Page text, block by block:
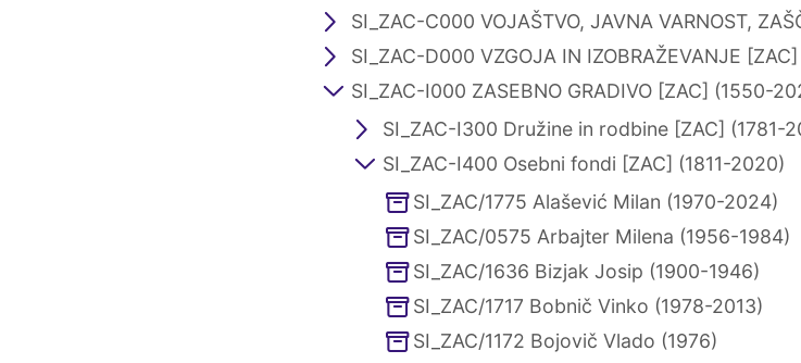
SI_ZAC-C000 VOJAŠTVO, JAVNA VARNOST,
SI_ZAC-D000 VZGOJA IN IZOBRAŽEVANJE
SI_ZAC-I000 ZASEBNO GRADIVO [ZAC] (1550-
SI_ZAC-I300 Družine in rodbine [ZAC] (1781-
SI_ZAC-I400 Osebni fondi [ZAC] (1811-2020)
SI_ZAC/1775 Alašević Milan (1970-2024)
SI_ZAC/0575 Arbajter Milena (1956-1984)
SI_ZAC/1636 Bizjak Josip (1900-1946)
SI_ZAC/1717 Bobnič Vinko (1978-2013)
SI_ZAC/1172 Bojovič Vlado (1976)